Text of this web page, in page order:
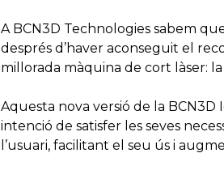
A BCN3D Technologies sabem
després d’haver aconseguit el
millorada màquina de cort làser: la
Aquesta nova versió de la
intenció de satisfer les seves
l’usuari, facilitant el seu ús i